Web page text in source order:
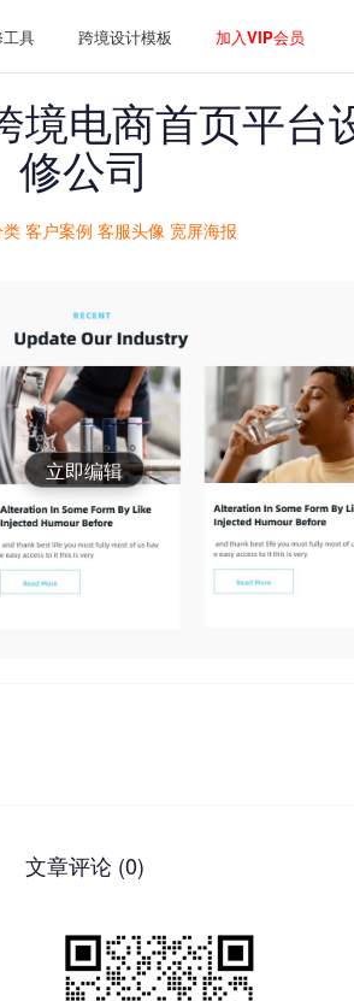
具 跨境设计模板 加入VIP会员
境电商首页平台
修公司
客户案例 客服头像 宽屏海报
立即编辑
文章评论 (0)